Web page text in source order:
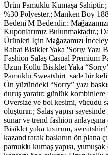
Ürün Pamuklu Kumaşa
%30 Polyester.; Manken Boy
Bedeni M Bedendir.;
Kuponlarımız Bulunmaktadır.;
Ürünleri İçin Mağazamızı
Rahat Bisiklet Yaka 'Sorry Yazı
Fashion Salaş Casual Premium
Uzun Kollu Bisiklet Yaka
Pamuklu Sweatshirt, sade bir
Ön yüzündeki “Sorry” yazı
duruş yaratır; günlük
Oversize ve bol kesimi, vücudu
oluşturur.; Salaş yapısı
sunar ve trend fashion
Bisiklet yaka tasarımı,
kazandırarak baskının ön plana
pamuklu kumaş yapısı,